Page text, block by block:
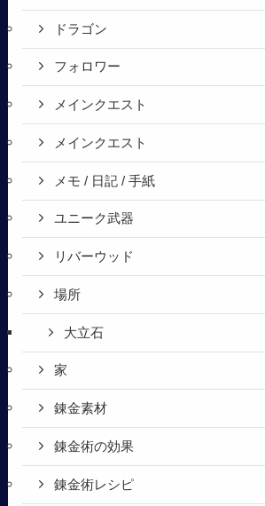
ドラゴン
フォロワー
メインクエスト
メインクエスト
メモ / 日記 / 手紙
ユニーク武器
リバーウッド
場所
大立石
家
錬金素材
錬金術の効果
錬金術レシピ